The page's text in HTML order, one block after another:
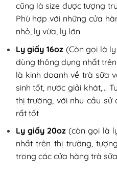
cũng là size được tượng
Phù hợp với những cửa
nhỏ, ly vừa, ly lớn
Ly giấy 16oz(Còn gọi là
dùng thông dụng nhất
là kinh doanh về trà sữa
sinh tốt, nước giải khát,…
thị trường, với nhu cầu
rất tốt
Ly giấy 20oz (còn gọi là
nhất trên thị trường,
trong các cửa hàng trà